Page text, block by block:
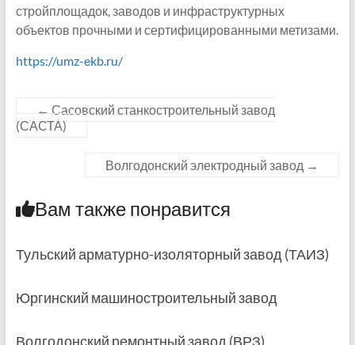
стройплощадок, заводов и инфраструктурных
объектов прочными и сертифицированными метизами.
https://umz-ekb.ru/
← Сасовский станкостроительный завод
(САСТА)
Волгодонский электродный завод →
Вам также понравится
Тульский арматурно-изоляторный завод (ТАИЗ)
Юргинский машиностроительный завод
Волгодонский ремонтный завод (ВРЗ)